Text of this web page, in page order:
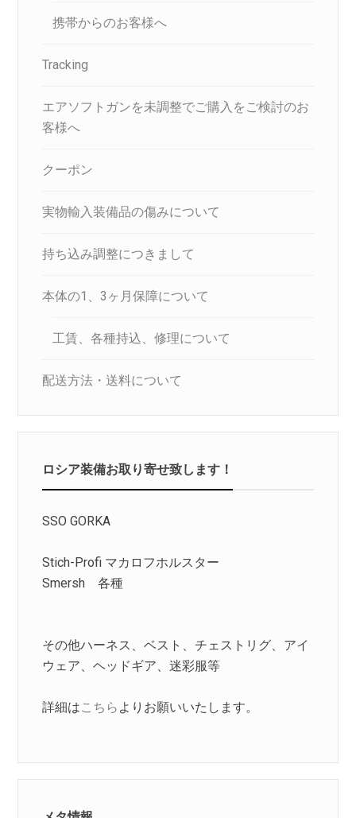
携帯からのお客様へ
Tracking
エアソフトガンを未調整でご購入をご検討のお
客様へ
クーポン
実物輸入装備品の傷みについて
持ち込み調整につきまして
本体の1、3ヶ月保障について
工賃、各種持込、修理について
配送方法・送料について
ロシア装備お取り寄せ致します！
SSO GORKA
Stich-Profi マカロフホルスター
Smersh 各種
その他ハーネス、ベスト、チェストリグ、アイ
ウェア、ヘッドギア、迷彩服等
詳細はこちら よりお願いいたします。